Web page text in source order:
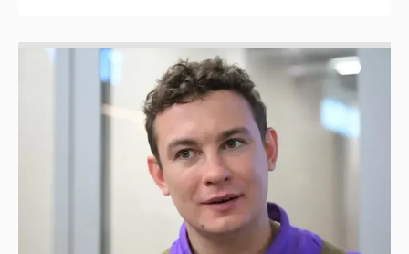
Никита Кологривый высказался насчёт